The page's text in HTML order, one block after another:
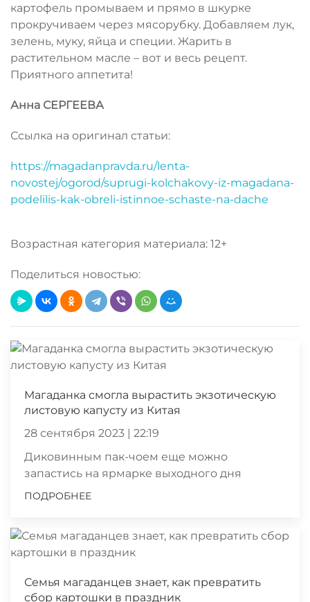
картофель промываем и прямо в шкурке
прокручиваем через мясорубку. Добавляем лук,
зелень, муку, яйца и специи. Жарить в
растительном масле – вот и весь рецепт.
Приятного аппетита!
Анна СЕРГЕЕВА
Ссылка на оригинал статьи:
https://magadanpravda.ru/lenta-
novostej/ogorod/suprugi-kolchakovy-iz-magadana-
podelilis-kak-obreli-istinnoe-schaste-na-dache
Возрастная категория материала: 12+
Поделиться новостью:
Магаданка смогла вырастить экзотическую
листовую капусту из Китая
28 сентября 2023 | 22:19
Диковинным пак-чоем еще можно
запастись на ярмарке выходного дня
ПОДРОБНЕЕ
Семья магаданцев знает, как превратить
сбор картошки в праздник